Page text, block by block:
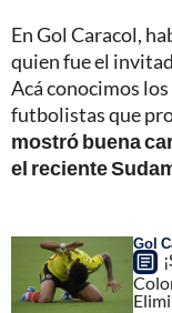
En Gol Caracol,
quien fue el
Acá conocimos
futbolistas que
mostró buena
el reciente
Gol